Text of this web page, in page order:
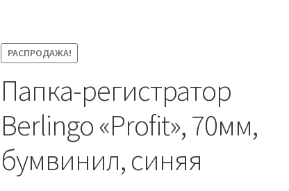
РАСПРОДАЖА!
Папка-регистратор
Berlingo «Profit», 70мм,
бумвинил, синяя